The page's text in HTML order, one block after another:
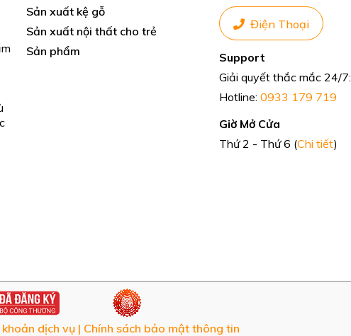
Sản xuất kệ gỗ
Sản xuất nội thất cho trẻ
Sản phẩm
Điện Thoại
Support
Giải quyết thắc mắc 24/7:
Hotline: 0933 179 719
Giờ Mở Cửa
Thứ 2 - Thứ 6 (Chi tiết)
dịch vụ | Chính sách bảo mật thông tin